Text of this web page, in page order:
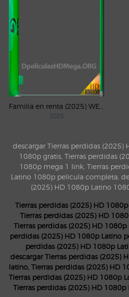
2025
descargar Tierras perdidas (2025)
1080p gratis, Tierras perdidas
1080p mega 1 link, Tierras
Latino 1080p pelicula completa,
(2025) HD 1080p Latino
Tierras perdidas (2025) HD
Tierras perdidas (2025) HD
Tierras perdidas (2025) HD
perdidas (2025) HD 1080p Latino
perdidas (2025) HD 1080p
descargar Tierras perdidas (2025)
latino, Tierras perdidas (2025) HD
Tierras perdidas (2025) HD 1080p
Tierras perdidas (2025) HD